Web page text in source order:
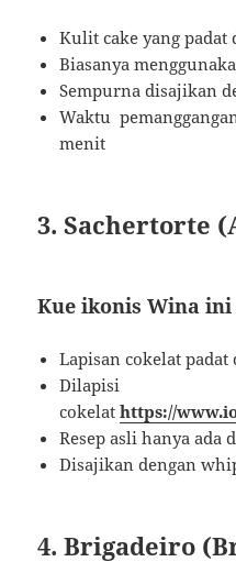
Kulit cake yang padat
Biasanya
Sempurna disajikan
Waktu
menit
3. Sachertorte
Kue ikonis Wina
Lapisan cokelat
cokelathttps://
Resep asli hanya ada
Disajikan dengan
4. Brigadeiro